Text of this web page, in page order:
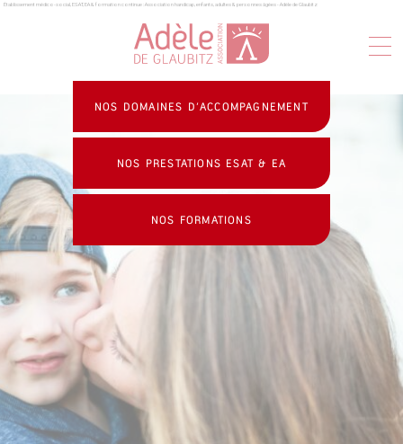
Panneau de gestion des cookies
Établissement médico-social, ESAT, EA & formation continue : Association handicap, enfants, adultes & personnes âgées - Adèle de Glaubitz
NOS DOMAINES D’ACCOMPAGNEMENT
NOS PRESTATIONS ESAT & EA
NOS FORMATIONS